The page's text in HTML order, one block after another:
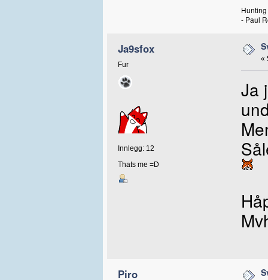
- Paul
Ja9sfox
Fur
Innlegg: 12
Thats me =D
«
Ja
Piro